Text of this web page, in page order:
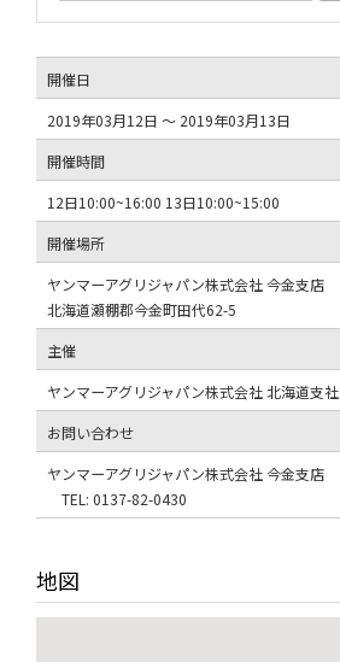
開催日
2019年03月12日 ～ 2019年03月13日
開催時間
12日10:00~16:00 13日10:00~15:00
開催場所
ヤンマーアグリジャパン株式会社 今金支店
北海道瀬棚郡今金町田代62-5
主催
ヤンマーアグリジャパン株式会社 北海道支社
お問い合わせ
ヤンマーアグリジャパン株式会社 今金支店
TEL: 0137-82-0430
地図